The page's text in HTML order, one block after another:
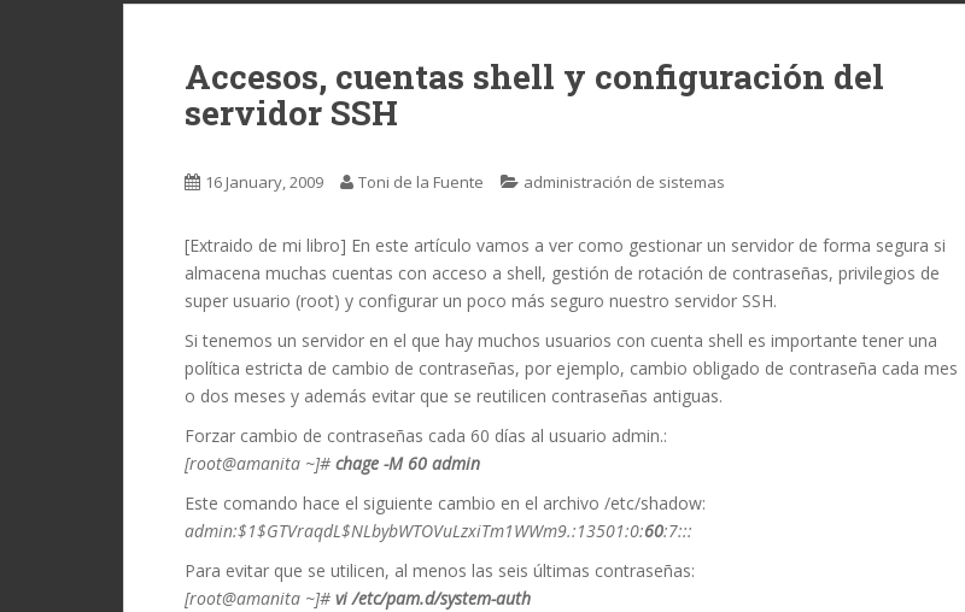
Accesos, cuentas shell y configuración del
servidor SSH
16 January, 2009 Toni de la Fuente administración de sistemas
[Extraido de mi libro] En este artículo vamos a ver como gestionar un servidor de forma segura si
almacena muchas cuentas con acceso a shell, gestión de rotación de contraseñas, privilegios de
super usuario (root) y configurar un poco más seguro nuestro servidor SSH.
Si tenemos un servidor en el que hay muchos usuarios con cuenta shell es importante tener una
política estricta de cambio de contraseñas, por ejemplo, cambio obligado de contraseña cada mes
o dos meses y además evitar que se reutilicen contraseñas antiguas.
Forzar cambio de contraseñas cada 60 días al usuario admin.:
[root@amanita ~]# chage -M 60 admin
Este comando hace el siguiente cambio en el archivo /etc/shadow:
admin:$1$GTVraqdL$NLbybWTOVuLzxiTm1WWm9.:13501:0:60:7:::
Para evitar que se utilicen, al menos las seis últimas contraseñas:
[root@amanita ~]# vi /etc/pam.d/system-auth